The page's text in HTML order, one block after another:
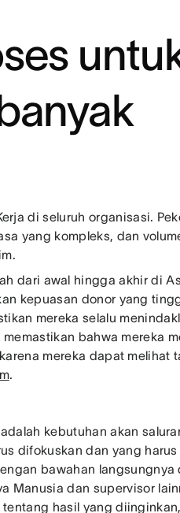
di seluruh organisasi.
yang kompleks, dan
dari awal hingga akhir di
kepuasan donor yang
mereka selalu
bahwa mereka
mereka dapat melihat
.
kebutuhan akan
difokuskan dan yang
bawahan langsungnya
Manusia dan supervisor
hasil yang